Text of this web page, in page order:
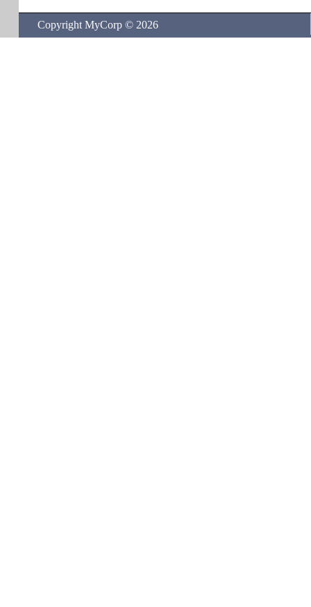
Copyright MyCorp © 2026